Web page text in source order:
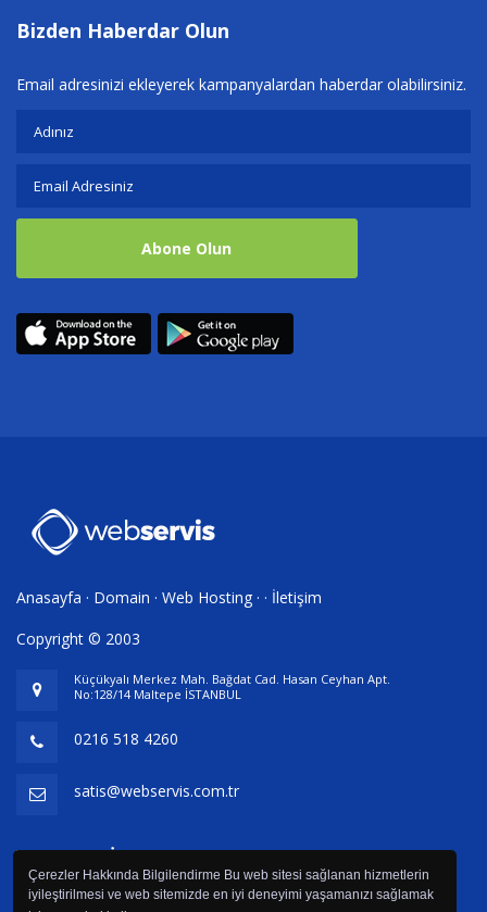
Çerezler Hakkında Bilgilendirme Bu web sitesi sağlanan hizmetlerin
iyileştirilmesi ve web sitemizde en iyi deneyimi yaşamanızı sağlamak
Bizden Haberdar Olun
Email adresinizi ekleyerek kampanyalardan haberdar olabilirsiniz.
Abone Olun
Anasayfa · Domain · Web Hosting · · İletişim
Copyright © 2003
Küçükyalı Merkez Mah. Bağdat Cad. Hasan Ceyhan Apt.
No:128/14 Maltepe İSTANBUL
0216 518 4260
satis@webservis.com.tr
Webservis İletişim Hizmetleri